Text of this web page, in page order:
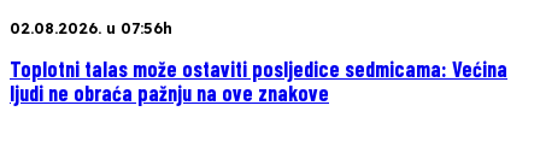
02.08.2026. u 07:56h
Toplotni talas može ostaviti posljedice sedmicama: Većina
ljudi ne obraća pažnju na ove znakove